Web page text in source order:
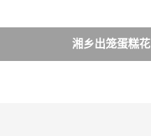
湘乡出笼蛋糕花